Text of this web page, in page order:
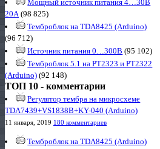
Мощный источник питания 4…30В
20А(98 825)
Темброблок на TDA8425 (Arduino)
(96 712)
Источник питания 0…300В (95 102)
Темброблок 5.1 на PT2323 и PT2322
(Arduino) (92 148)
ТОП 10 - комментарии
Регулятор тембра на микросхеме
TDA7439+VS1838B+KY-040 (Arduino)
11 января, 2019 180 комментариев
Темброблок на TDA8425 (Arduino)